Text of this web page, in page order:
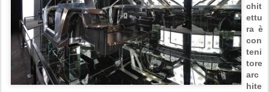
chit
ettu
ra è
con
teni
tore
arc
hite